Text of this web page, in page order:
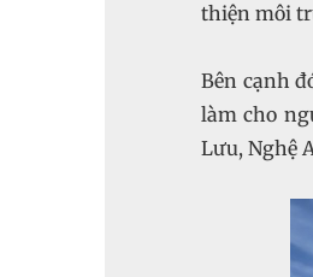
thiện môi
Bên cạnh
làm cho
Lưu, Nghệ